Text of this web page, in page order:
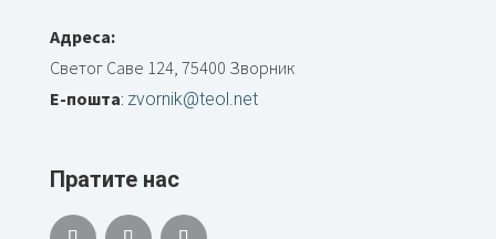
Адреса:
Светог Саве 124, 75400 Зворник
Е-пошта: zvornik@teol.net
Пратите нас